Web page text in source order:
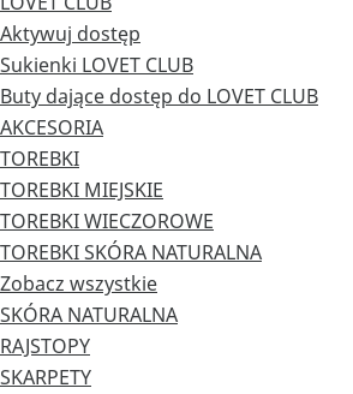
Aktywuj dostęp
Sukienki LOVET CLUB
Buty dające dostęp do LOVET CLUB
AKCESORIA
TOREBKI
TOREBKI MIEJSKIE
TOREBKI WIECZOROWE
TOREBKI SKÓRA NATURALNA
Zobacz wszystkie
SKÓRA NATURALNA
RAJSTOPY
SKARPETY